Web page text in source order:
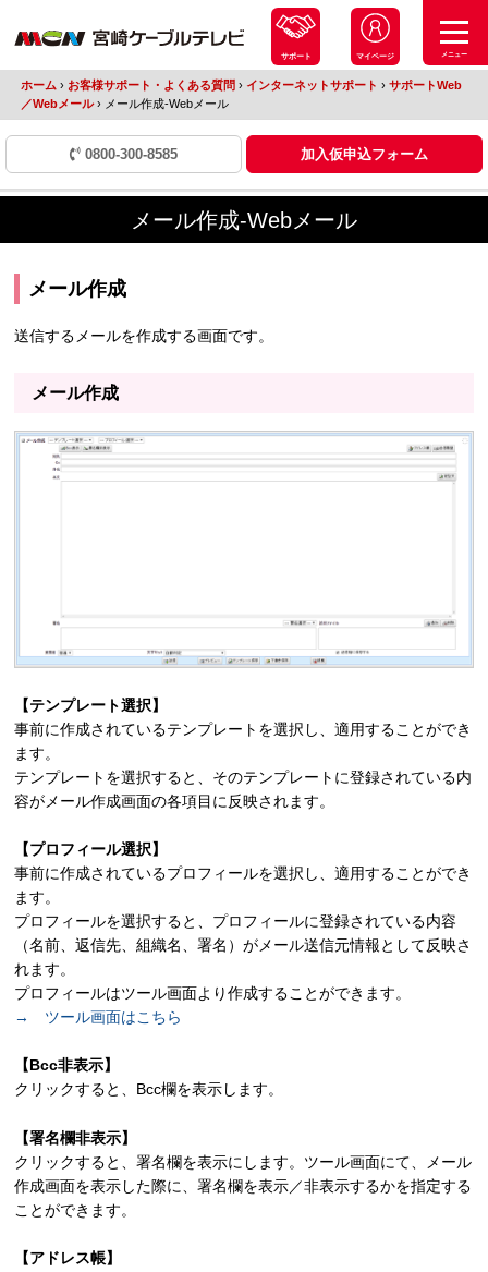
サポート マイページ メニュー
ホーム › お客様サポート・よくある質問 › インターネットサポート › サポートWeb
／Webメール ›メール作成-Webメール
0800-300-8585 加入仮申込フォーム
メール作成-Webメール
メール作成
送信するメールを作成する画面です。
メール作成
【テンプレート選択】
事前に作成されているテンプレートを選択し、適用することができ
ます。
テンプレートを選択すると、そのテンプレートに登録されている内
容がメール作成画面の各項目に反映されます。
【プロフィール選択】
事前に作成されているプロフィールを選択し、適用することができ
ます。
プロフィールを選択すると、プロフィールに登録されている内容
（名前、返信先、組織名、署名）がメール送信元情報として反映さ
れます。
プロフィールはツール画面より作成することができます。
→ ツール画面はこちら
【Bcc非表示】
クリックすると、Bcc欄を表示します。
【署名欄非表示】
クリックすると、署名欄を表示にします。ツール画面にて、メール
作成画面を表示した際に、署名欄を表示／非表示するかを指定する
ことができます。
【アドレス帳】